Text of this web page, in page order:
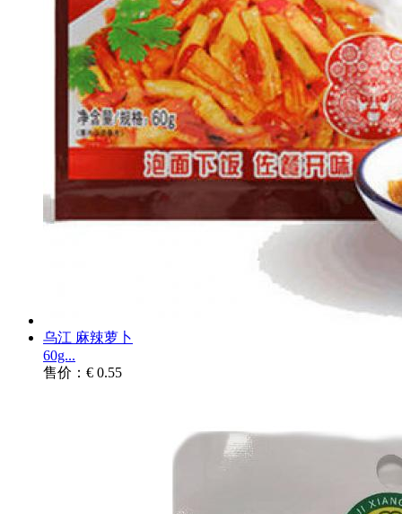
乌江 麻辣萝卜
60g...
售价：€ 0.55